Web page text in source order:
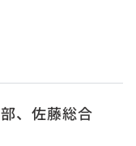
、佐藤総合